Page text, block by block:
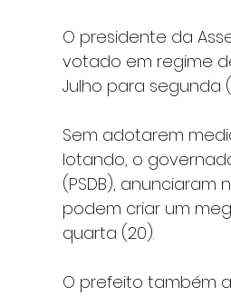
O presidente da
votado em regime
Julho para segunda
Sem adotarem
lotando, o
(PSDB),
podem criar um
quarta (20).
​O prefeito também